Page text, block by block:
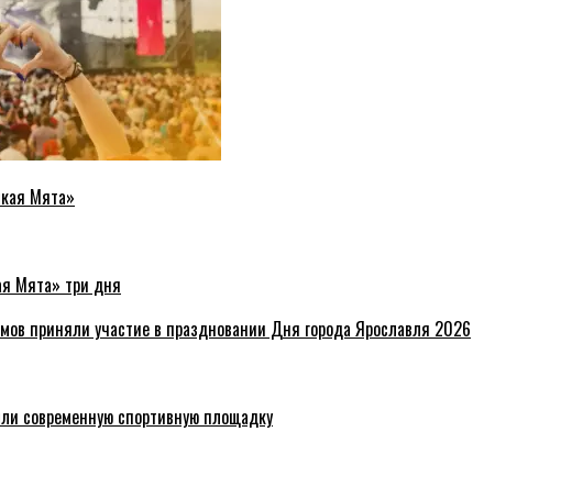
Мята»
Мята» три дня
приняли участие в праздновании Дня города Ярославля 2026
современную спортивную площадку